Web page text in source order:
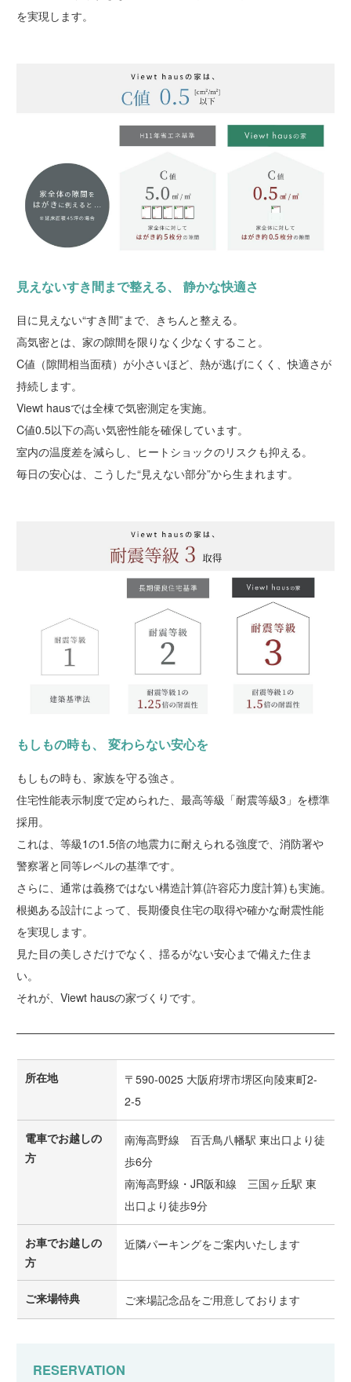
を実現します。
見えないすき間まで整える、 静かな快適さ
目に見えない“すき間”まで、きちんと整える。
高気密とは、家の隙間を限りなく少なくすること。
C値（隙間相当面積）が小さいほど、熱が逃げにくく、快適さが
持続します。
Viewt hausでは全棟で気密測定を実施。
C値0.5以下の高い気密性能を確保しています。
室内の温度差を減らし、ヒートショックのリスクも抑える。
毎日の安心は、こうした“見えない部分”から生まれます。
もしもの時も、 変わらない安心を
もしもの時も、家族を守る強さ。
住宅性能表示制度で定められた、最高等級「耐震等級3」を標準
採用。
これは、等級1の1.5倍の地震力に耐えられる強度で、消防署や
警察署と同等レベルの基準です。
さらに、通常は義務ではない構造計算(許容応力度計算)も実施。
根拠ある設計によって、長期優良住宅の取得や確かな耐震性能
を実現します。
見た目の美しさだけでなく、揺るがない安心まで備えた住ま
い。
それが、Viewt hausの家づくりです。
所在地
〒590-0025 大阪府堺市堺区向陵東町2-
2-5
電車でお越しの
方
南海高野線 百舌鳥八幡駅 東出口より徒
歩6分
南海高野線・JR阪和線 三国ヶ丘駅 東
出口より徒歩9分
お車でお越しの
方
近隣パーキングをご案内いたします
ご来場特典 ご来場記念品をご用意しております
RESERVATION